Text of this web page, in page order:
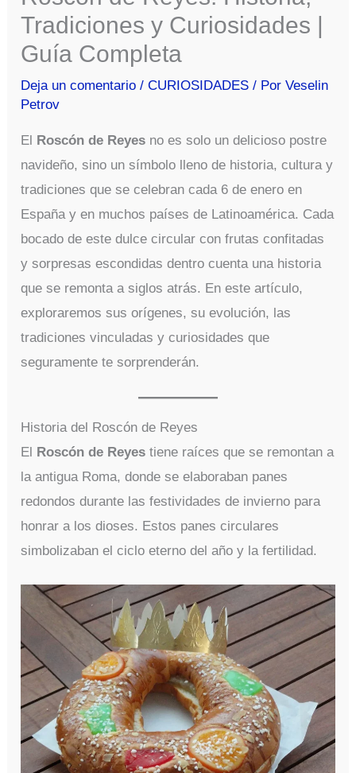
Tradiciones y Curiosidades |
Guía Completa
Deja un comentario /CURIOSIDADES / PorVeselin
Petrov
El Roscón de Reyes no es solo un delicioso postre
navideño, sino un símbolo lleno de historia, cultura y
tradiciones que se celebran cada 6 de enero en
España y en muchos países de Latinoamérica. Cada
bocado de este dulce circular con frutas confitadas
y sorpresas escondidas dentro cuenta una historia
que se remonta a siglos atrás. En este artículo,
exploraremos sus orígenes, su evolución, las
tradiciones vinculadas y curiosidades que
seguramente te sorprenderán.
Historia del Roscón de Reyes
El Roscón de Reyes tiene raíces que se remontan a
la antigua Roma, donde se elaboraban panes
redondos durante las festividades de invierno para
honrar a los dioses. Estos panes circulares
simbolizaban el ciclo eterno del año y la fertilidad.